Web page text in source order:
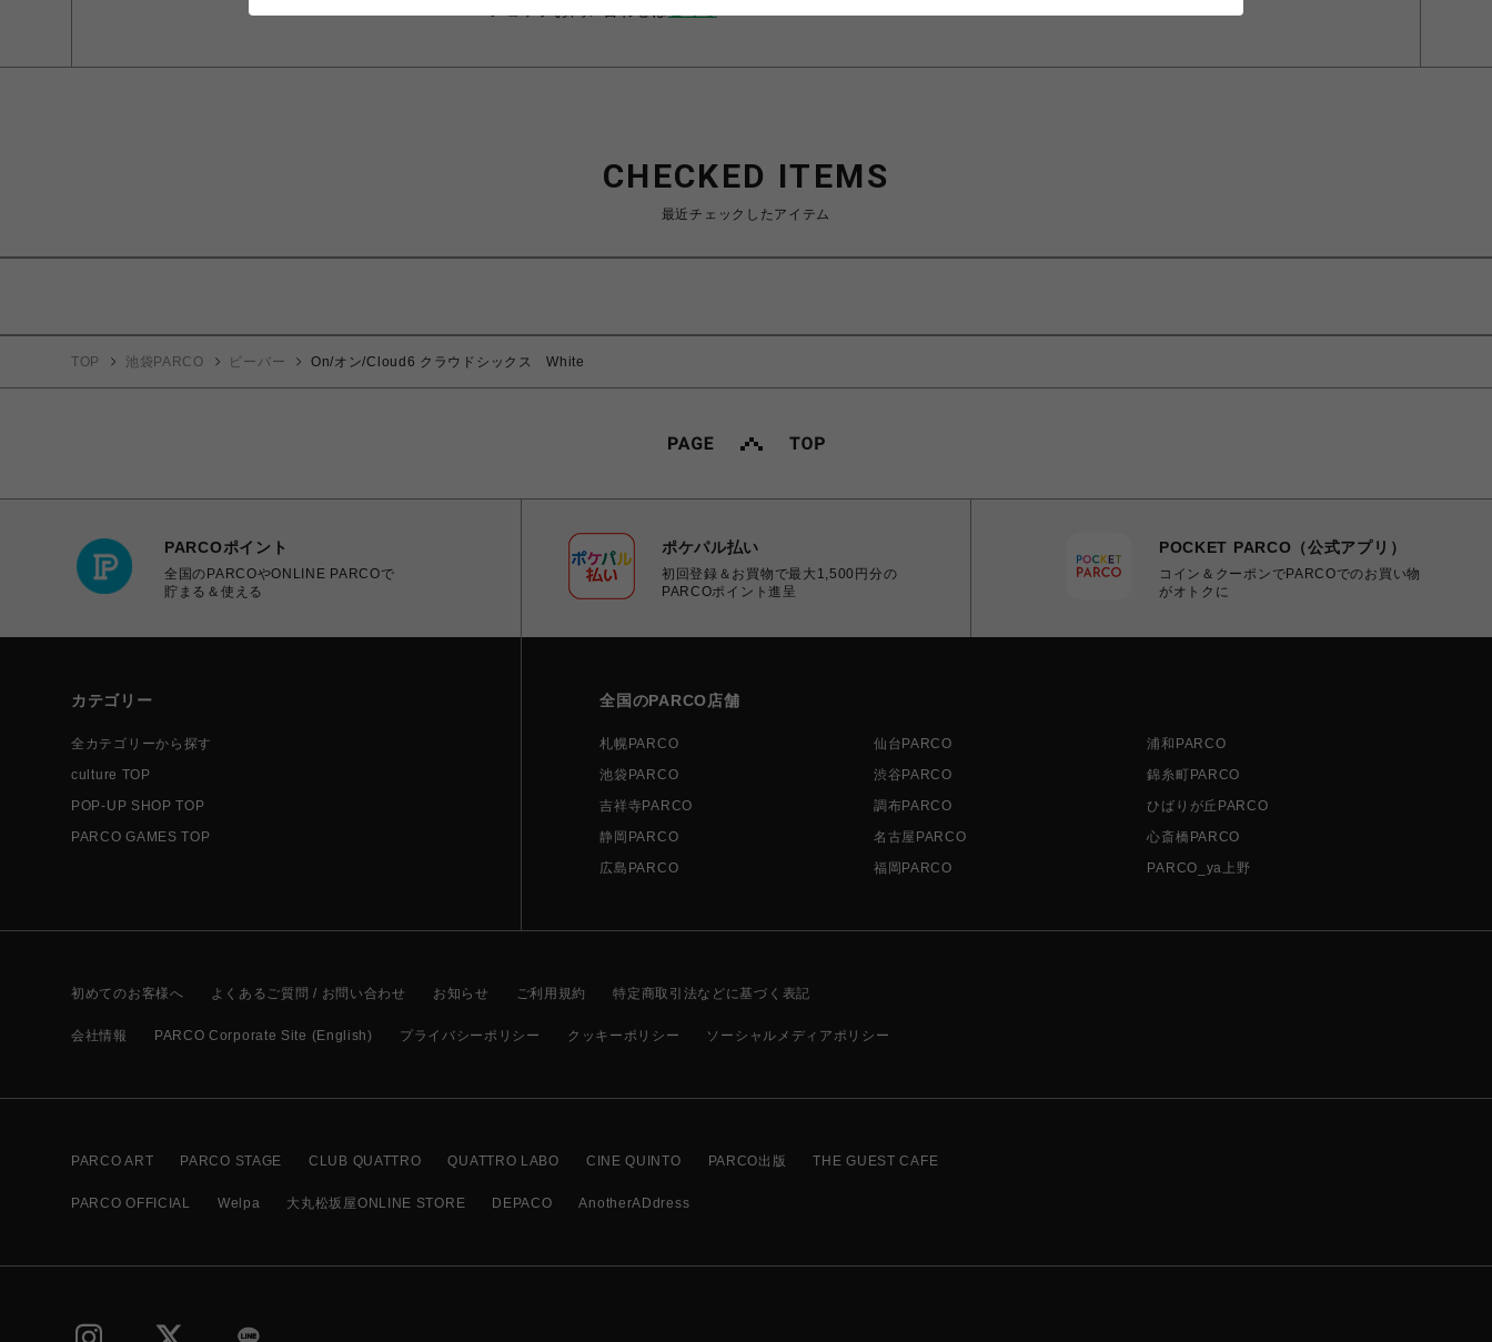
CHECKED ITEMS
最近チェックしたアイテム
TOP 池袋PARCO ビーバー On/オン/Cloud6 クラウドシックス White
PARCOポイント
全国のPARCOやONLINE PARCOで
貯まる＆使える
ポケパル払い
初回登録＆お買物で最大1,500円分の
PARCOポイント進呈
POCKET PARCO（公式アプリ）
コイン＆クーポンでPARCOでのお買い物
がオトクに
カテゴリー
全カテゴリーから探す
culture TOP
POP-UP SHOP TOP
PARCO GAMES TOP
全国のPARCO店舗
札幌PARCO 仙台PARCO
浦和PARCO
池袋PARCO
渋谷PARCO
錦糸町PARCO
吉祥寺PARCO
調布PARCO
ひばりが丘PARCO
静岡PARCO
名古屋PARCO
心斎橋PARCO
広島PARCO
福岡PARCO PARCO_ya上野
初めてのお客様へ よくあるご質問 / お問い合わせ お知らせ ご利用規約 特定商取引法などに基づく表記
会社情報 PARCO Corporate Site (English) プライバシーポリシー クッキーポリシー ソーシャルメディアポリシー
PARCO ART PARCO STAGE CLUB QUATTRO QUATTRO LABO CINE QUINTO PARCO出版 THE GUEST CAFE
PARCO OFFICIAL Welpa 大丸松坂屋ONLINE STORE DEPACO AnotherADdress